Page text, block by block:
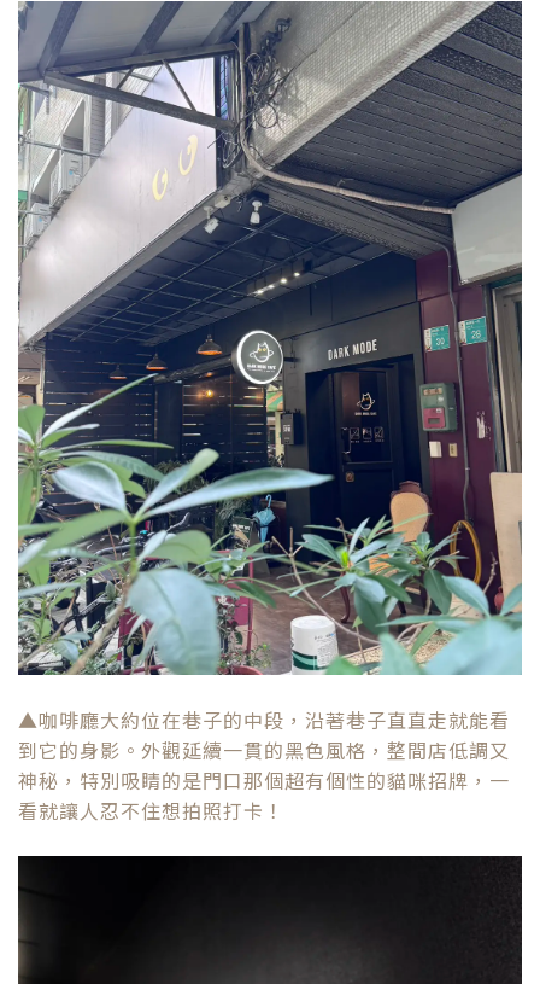
▲咖啡廳大約位在巷子的中段，沿著巷子直直走就能看
到它的身影。外觀延續一貫的黑色風格，整間店低調又
神秘，特別吸睛的是門口那個超有個性的貓咪招牌，一
看就讓人忍不住想拍照打卡！